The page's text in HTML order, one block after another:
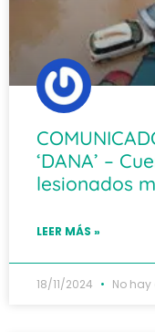
‘DANA’ –
lesionados
LEER MÁS »
18/11/2024 No